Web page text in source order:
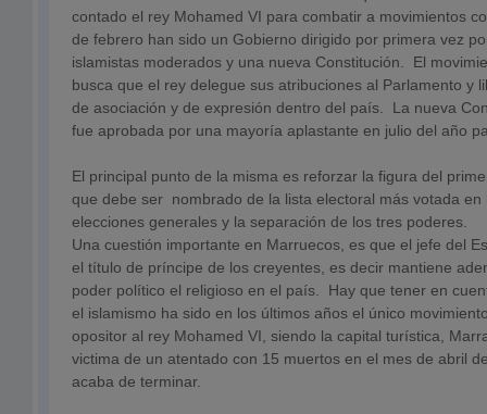
contado el rey Mohamed VI para combatir a movimientos
de febrero han sido un Gobierno dirigido por primera vez
islamistas moderados y una nueva Constitución. El
busca que el rey delegue sus atribuciones al Parlamento y
de asociación y de expresión dentro del país. La nueva
fue aprobada por una mayoría aplastante en julio del año
El principal punto de la misma es reforzar la figura del
que debe ser nombrado de la lista electoral más votada en
elecciones generales y la separación de los tres poderes.
Una cuestión importante en Marruecos, es que el jefe del
el título de príncipe de los creyentes, es decir mantiene
poder político el religioso en el país. Hay que tener en
el islamismo ha sido en los últimos años el único
opositor al rey Mohamed VI, siendo la capital turística,
victima de un atentado con 15 muertos en el mes de abril
acaba de terminar.